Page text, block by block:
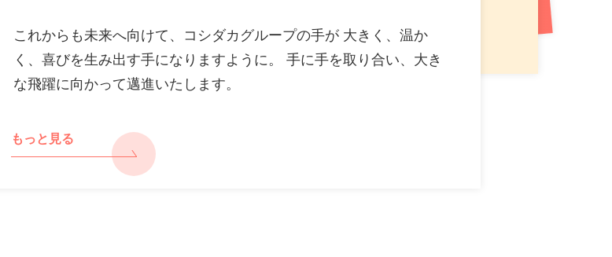
ニュースルームへ
これからも未来へ向けて、コシダカグループの手が 大きく、温か
く、喜びを生み出す手になりますように。 手に手を取り合い、大き
な飛躍に向かって邁進いたします。
もっと見る